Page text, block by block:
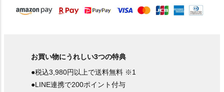
お買い物にうれしい3つの特典
●税込3,980円以上で送料無料 ※1
●LINE連携で200ポイント付与